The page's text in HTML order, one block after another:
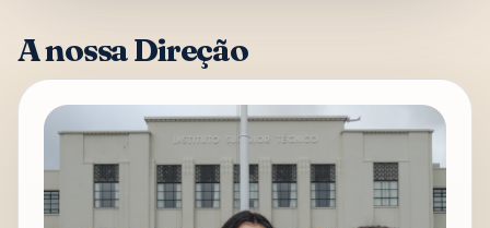
A nossa Direção